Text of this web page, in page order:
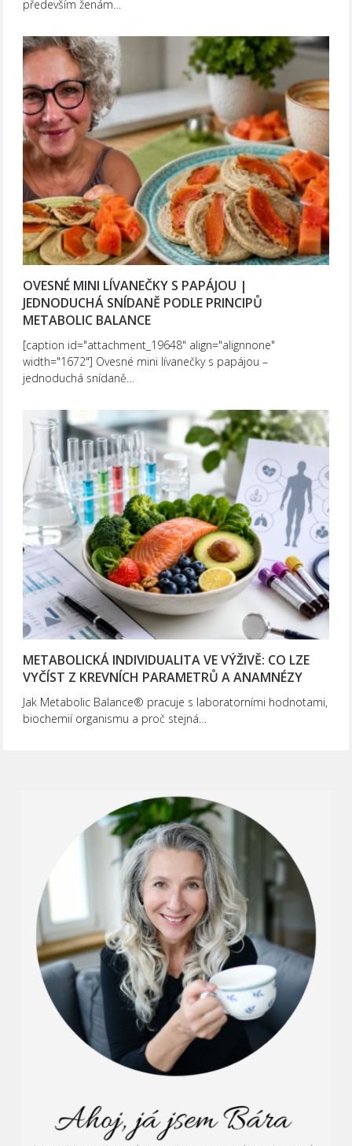
především ženám…
OVESNÉ MINI LÍVANEČKY S PAPÁJOU |
JEDNODUCHÁ SNÍDANĚ PODLE PRINCIPŮ
METABOLIC BALANCE
[caption id="attachment_19648" align="alignnone"
width="1672"] Ovesné mini lívanečky s papájou –
jednoduchá snídaně…
METABOLICKÁ INDIVIDUALITA VE VÝŽIVĚ: CO LZE
VYČÍST Z KREVNÍCH PARAMETRŮ A ANAMNÉZY
Jak Metabolic Balance® pracuje s laboratorními hodnotami,
biochemií organismu a proč stejná…